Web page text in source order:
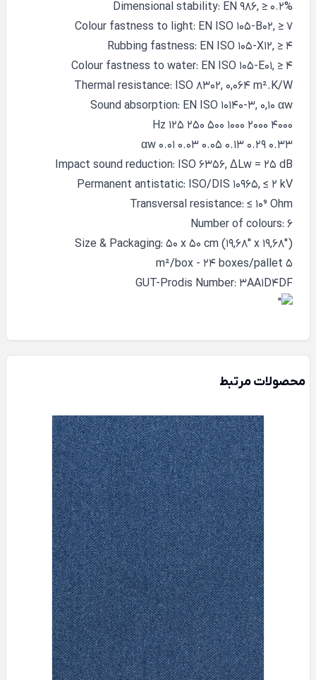
Dimensional stability: EN 986, ≥ 0.2%
Colour fastness to light: EN ISO 105-B02, ≥ 7
Rubbing fastness: EN ISO 105-X12, ≥ 4
Colour fastness to water: EN ISO 105-E01, ≥ 4
Thermal resistance: ISO 8302, 0,064 m².K/W
Sound absorption: EN ISO 10140-3, 0,10 αw
Hz 125 250 500 1000 2000 4000
αw 0.01 0.03 0.05 0.13 0.29 0.33
Impact sound reduction: ISO 6356, ΔLw = 25 dB
Permanent antistatic: ISO/DIS 10965, ≤ 2 kV
Transversal resistance: ≤ 10⁹ Ohm
Number of colours: 6
Size & Packaging: 50 x 50 cm (19,68" x 19,68")
5 m²/box - 24 boxes/pallet
GUT-Prodis Number: 3AA1D4DF
محصولات مرتبط